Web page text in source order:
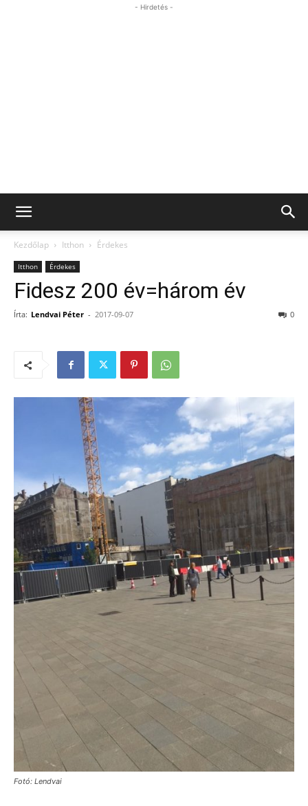
- Hirdetés -
Kezdőlap Itthon Érdekes
Itthon Érdekes
Fidesz 200 év=három év
Írta: Lendvai Péter - 2017-09-07 0
Fotó: Lendvai